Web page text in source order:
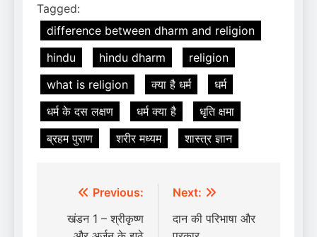
Tagged:
difference between dharm and religion
hindu
hindu dharm
religion
what is religion
क्या है धर्म
धर्म
धर्म के दस लक्षण
धर्म क्या है
धृति क्षमा
ब्रहम पुराण
शरीर मध्यम शास्त्र ज्ञान
Post
navigation
Previous:
खंडन 1 – श्रीकृष्ण
Next:
दान की परिभाषा और